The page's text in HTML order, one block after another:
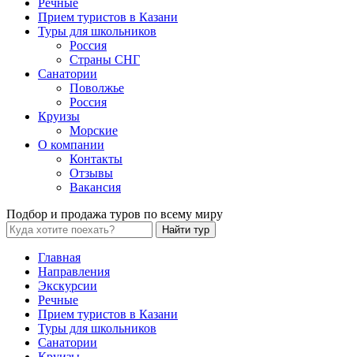
Речные
Прием туристов в Казани
Туры для школьников
Россия
Страны СНГ
Санатории
Поволжье
Россия
Круизы
Морские
О компании
Контакты
Отзывы
Вакансия
Подбор и продажа туров по всему миру
Найти тур
Главная
Направления
Экскурсии
Речные
Прием туристов в Казани
Туры для школьников
Санатории